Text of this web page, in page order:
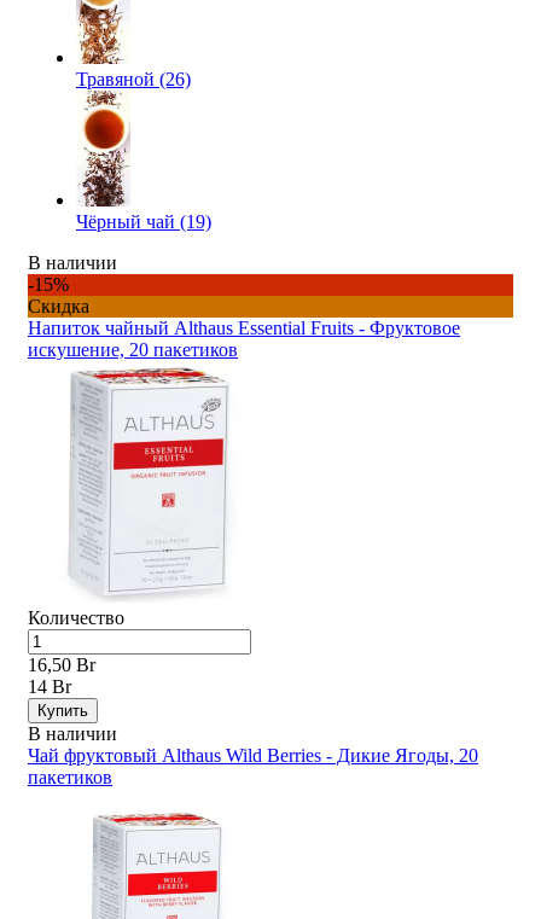
Травяной (26)
Чёрный чай (19)
В наличии
-15%
Скидка
Напиток чайный Althaus Essential Fruits - Фруктовое
искушение, 20 пакетиков
Количество
16,50 Br
14 Br
Купить
В наличии
Чай фруктовый Althaus Wild Berries - Дикие Ягоды, 20
пакетиков